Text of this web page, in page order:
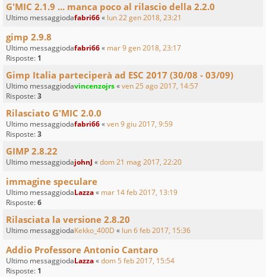
G'MIC 2.1.9 ... manca poco al rilascio della 2.2.0
Ultimo messaggiodafabri66« lun 22 gen 2018, 23:21
gimp 2.9.8
Ultimo messaggiodafabri66« mar 9 gen 2018, 23:17
Risposte: 1
Gimp Italia parteciperà ad ESC 2017 (30/08 - 03/09)
Ultimo messaggiodavincenzojrs«ven 25 ago 2017, 14:57
Risposte:3
Rilasciato G'MIC 2.0.0
Ultimo messaggiodafabri66«ven 9 giu 2017, 9:59
Risposte:3
GIMP 2.8.22
Ultimo messaggiodajohnJ «dom 21 mag 2017, 22:20
immagine speculare
Ultimo messaggiodaLazza« mar 14 feb 2017, 13:19
Risposte:6
Rilasciata la versione 2.8.20
Ultimo messaggiodaKekko_400D « lun 6 feb 2017, 15:36
Addio Professore Antonio Cantaro
Ultimo messaggiodaLazza«dom 5 feb 2017, 15:54
Risposte: 1